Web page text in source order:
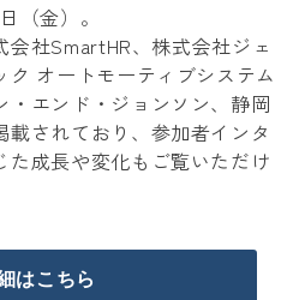
（金）。
社SmartHR、株式会社ジェ
ク オートモーティブシステム
・エンド・ジョンソン、静岡
されており、参加者インタ
た成長や変化もご覧いただけ
はこちら